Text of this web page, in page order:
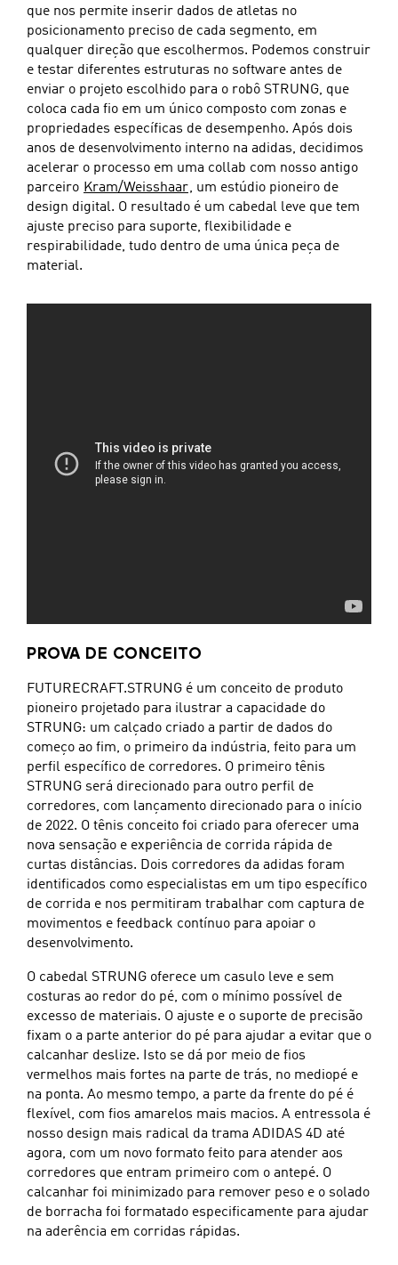
que nos permite inserir dados de atletas no
posicionamento preciso de cada segmento, em
qualquer direção que escolhermos. Podemos construir
e testar diferentes estruturas no software antes de
enviar o projeto escolhido para o robô STRUNG, que
coloca cada fio em um único composto com zonas e
propriedades específicas de desempenho. Após dois
anos de desenvolvimento interno na adidas, decidimos
acelerar o processo em uma collab com nosso antigo
parceiro Kram/Weisshaar, um estúdio pioneiro de
design digital. O resultado é um cabedal leve que tem
ajuste preciso para suporte, flexibilidade e
respirabilidade, tudo dentro de uma única peça de
material.
PROVA DE CONCEITO
FUTURECRAFT.STRUNG é um conceito de produto
pioneiro projetado para ilustrar a capacidade do
STRUNG: um calçado criado a partir de dados do
começo ao fim, o primeiro da indústria, feito para um
perfil específico de corredores. O primeiro tênis
STRUNG será direcionado para outro perfil de
corredores, com lançamento direcionado para o início
de 2022. O tênis conceito foi criado para oferecer uma
nova sensação e experiência de corrida rápida de
curtas distâncias. Dois corredores da adidas foram
identificados como especialistas em um tipo específico
de corrida e nos permitiram trabalhar com captura de
movimentos e feedback contínuo para apoiar o
desenvolvimento.
O cabedal STRUNG oferece um casulo leve e sem
costuras ao redor do pé, com o mínimo possível de
excesso de materiais. O ajuste e o suporte de precisão
fixam o a parte anterior do pé para ajudar a evitar que o
calcanhar deslize. Isto se dá por meio de fios
vermelhos mais fortes na parte de trás, no mediopé e
na ponta. Ao mesmo tempo, a parte da frente do pé é
flexível, com fios amarelos mais macios. A entressola é
nosso design mais radical da trama ADIDAS 4D até
agora, com um novo formato feito para atender aos
corredores que entram primeiro com o antepé. O
calcanhar foi minimizado para remover peso e o solado
de borracha foi formatado especificamente para ajudar
na aderência em corridas rápidas.